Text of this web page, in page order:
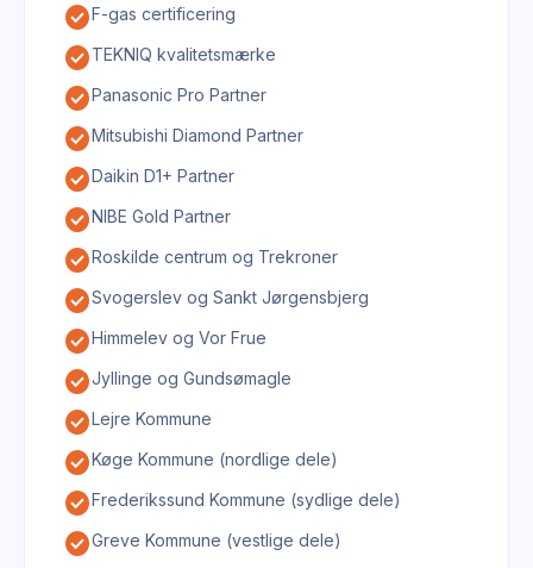
check_circleF-gas certificering
check_circleTEKNIQ kvalitetsmærke
check_circlePanasonic Pro Partner
check_circleMitsubishi Diamond Partner
check_circleDaikin D1+ Partner
check_circleNIBE Gold Partner
check_circleRoskilde centrum og Trekroner
check_circleSvogerslev og Sankt Jørgensbjerg
check_circleHimmelev og Vor Frue
check_circleJyllinge og Gundsømagle
check_circleLejre Kommune
check_circleKøge Kommune (nordlige dele)
check_circleFrederikssund Kommune (sydlige dele)
check_circleGreve Kommune (vestlige dele)